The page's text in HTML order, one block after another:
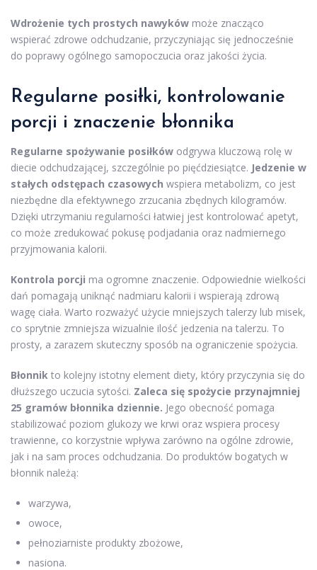
Wdrożenie tych prostych nawyków może znacząco
wspierać zdrowe odchudzanie, przyczyniając się jednocześnie
do poprawy ogólnego samopoczucia oraz jakości życia.
Regularne posiłki, kontrolowanie
porcji i znaczenie błonnika
Regularne spożywanie posiłków odgrywa kluczową rolę w
diecie odchudzającej, szczególnie po pięćdziesiątce. Jedzenie w
stałych odstępach czasowych wspiera metabolizm, co jest
niezbędne dla efektywnego zrzucania zbędnych kilogramów.
Dzięki utrzymaniu regularności łatwiej jest kontrolować apetyt,
co może zredukować pokusę podjadania oraz nadmiernego
przyjmowania kalorii.
Kontrola porcji ma ogromne znaczenie. Odpowiednie wielkości
dań pomagają uniknąć nadmiaru kalorii i wspierają zdrową
wagę ciała. Warto rozważyć użycie mniejszych talerzy lub misek,
co sprytnie zmniejsza wizualnie ilość jedzenia na talerzu. To
prosty, a zarazem skuteczny sposób na ograniczenie spożycia.
Błonnik to kolejny istotny element diety, który przyczynia się do
dłuższego uczucia sytości. Zaleca się spożycie przynajmniej
25 gramów błonnika dziennie. Jego obecność pomaga
stabilizować poziom glukozy we krwi oraz wspiera procesy
trawienne, co korzystnie wpływa zarówno na ogólne zdrowie,
jak i na sam proces odchudzania. Do produktów bogatych w
błonnik należą:
warzywa,
owoce,
pełnoziarniste produkty zbożowe,
nasiona.